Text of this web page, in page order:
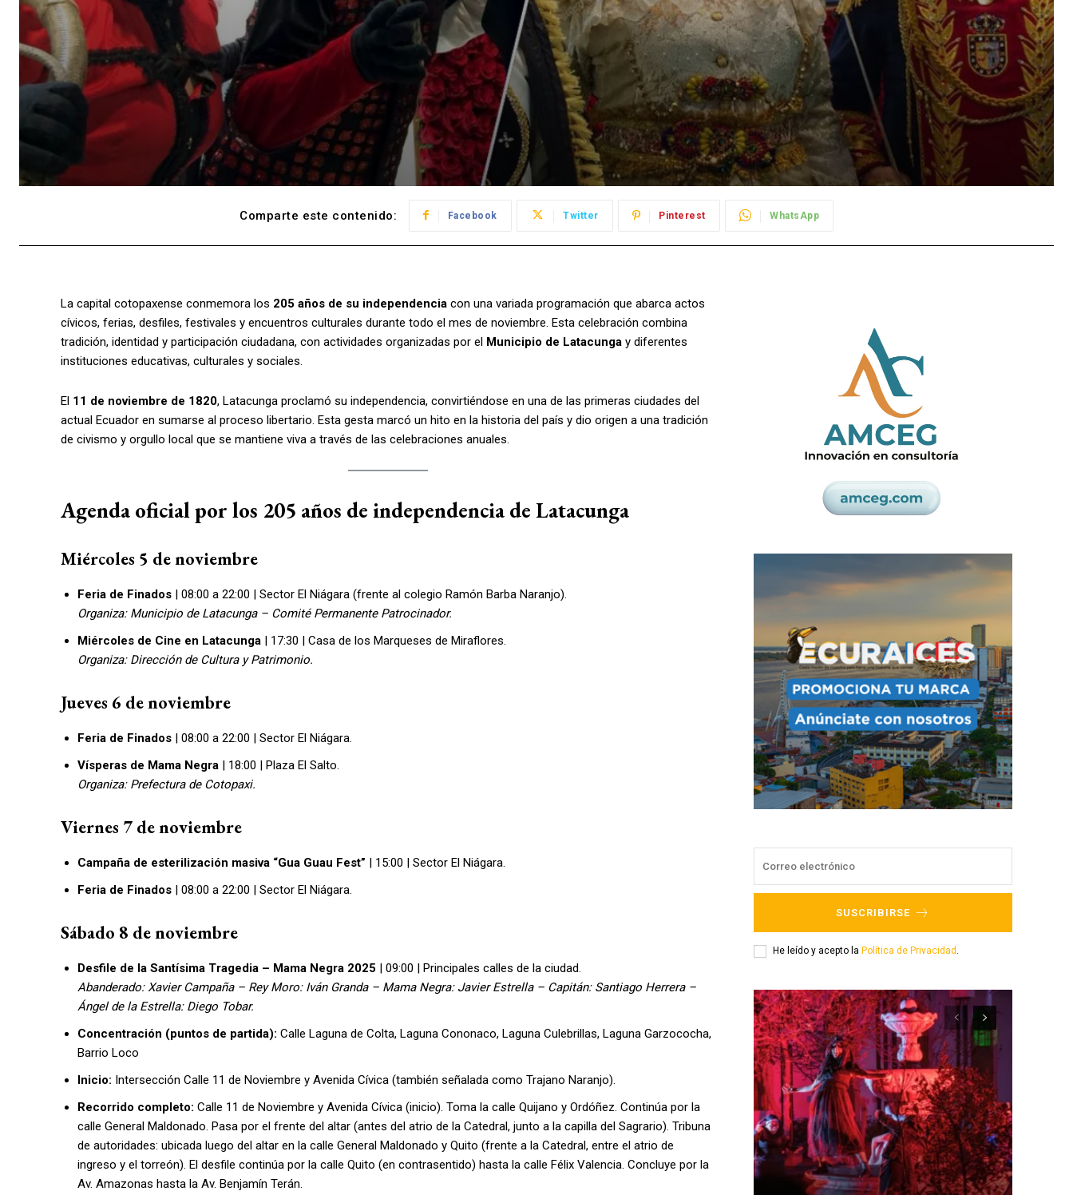
Comparte este contenido: Facebook Twitter Pinterest WhatsApp
La capital cotopaxense conmemora los 205 años de su independencia con una variada programación que abarca actos
cívicos, ferias, desfiles, festivales y encuentros culturales durante todo el mes de noviembre. Esta celebración combina
tradición, identidad y participación ciudadana, con actividades organizadas por el Municipio de Latacunga y diferentes
instituciones educativas, culturales y sociales.
El 11 de noviembre de 1820, Latacunga proclamó su independencia, convirtiéndose en una de las primeras ciudades del
actual Ecuador en sumarse al proceso libertario. Esta gesta marcó un hito en la historia del país y dio origen a una tradición
de civismo y orgullo local que se mantiene viva a través de las celebraciones anuales.
Agenda oficial por los 205 años de independencia de Latacunga
Miércoles 5 de noviembre
Feria de Finados | 08:00 a 22:00 | Sector El Niágara (frente al colegio Ramón Barba Naranjo).
Organiza: Municipio de Latacunga – Comité Permanente Patrocinador.
Miércoles de Cine en Latacunga | 17:30 | Casa de los Marqueses de Miraflores.
Organiza: Dirección de Cultura y Patrimonio.
Jueves 6 de noviembre
Feria de Finados | 08:00 a 22:00 | Sector El Niágara.
Vísperas de Mama Negra | 18:00 | Plaza El Salto.
Organiza: Prefectura de Cotopaxi.
Viernes 7 de noviembre
Campaña de esterilización masiva “Gua Guau Fest” | 15:00 | Sector El Niágara.
Feria de Finados | 08:00 a 22:00 | Sector El Niágara.
Sábado 8 de noviembre
Desfile de la Santísima Tragedia – Mama Negra 2025 | 09:00 | Principales calles de la ciudad.
Abanderado: Xavier Campaña – Rey Moro: Iván Granda – Mama Negra: Javier Estrella – Capitán: Santiago Herrera –
Ángel de la Estrella: Diego Tobar.
Concentración (puntos de partida): Calle Laguna de Colta, Laguna Cononaco, Laguna Culebrillas, Laguna Garzococha,
Barrio Loco
Inicio: Intersección Calle 11 de Noviembre y Avenida Cívica (también señalada como Trajano Naranjo).
Recorrido completo: Calle 11 de Noviembre y Avenida Cívica (inicio). Toma la calle Quijano y Ordóñez. Continúa por la
calle General Maldonado. Pasa por el frente del altar (antes del atrio de la Catedral, junto a la capilla del Sagrario). Tribuna
de autoridades: ubicada luego del altar en la calle General Maldonado y Quito (frente a la Catedral, entre el atrio de
ingreso y el torreón). El desfile continúa por la calle Quito (en contrasentido) hasta la calle Félix Valencia. Concluye por la
Av. Amazonas hasta la Av. Benjamín Terán.
SUSCRIBIRSE
He leído y acepto la Política de Privacidad .